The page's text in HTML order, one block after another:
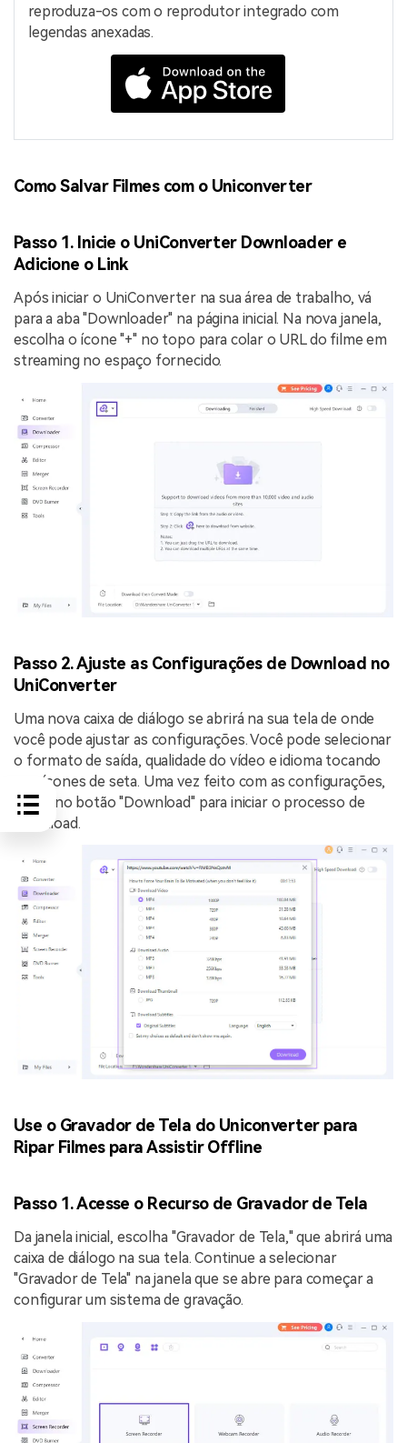
reproduza-os com o reprodutor integrado com
legendas anexadas.
Como Salvar Filmes com o Uniconverter
Passo 1. Inicie o UniConverter Downloader e
Adicione o Link
Após iniciar o UniConverter na sua área de trabalho, vá
para a aba "Downloader" na página inicial. Na nova janela,
escolha o ícone "+" no topo para colar o URL do filme em
streaming no espaço fornecido.
Passo 2. Ajuste as Configurações de Download no
UniConverter
Uma nova caixa de diálogo se abrirá na sua tela de onde
você pode ajustar as configurações. Você pode selecionar
o formato de saída, qualidade do vídeo e idioma tocando
nos ícones de seta. Uma vez feito com as configurações,
clique no botão "Download" para iniciar o processo de
download.
Use o Gravador de Tela do Uniconverter para
Ripar Filmes para Assistir Offline
Passo 1. Acesse o Recurso de Gravador de Tela
Da janela inicial, escolha "Gravador de Tela," que abrirá uma
caixa de diálogo na sua tela. Continue a selecionar
"Gravador de Tela" na janela que se abre para começar a
configurar um sistema de gravação.